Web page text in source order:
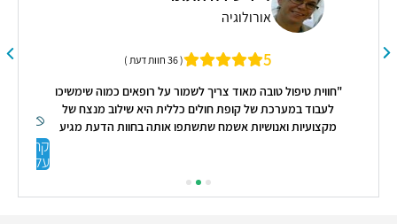
אורולוגיה
5 ( 36 חוות דעת )
"חווית טיפול טובה מאוד צריך לשמור על רופאים כמוה שימשיכו
לעבוד במערכת של קופת חולים כללית היא שילוב מנצח של
מקצועיות ואנושיות אשמח שתשתפו אותה בחוות הדעת מגיע
קראו
עליי